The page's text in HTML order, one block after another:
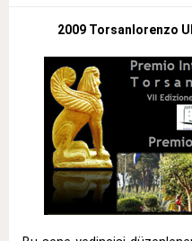
2009 Torsanlorenzo